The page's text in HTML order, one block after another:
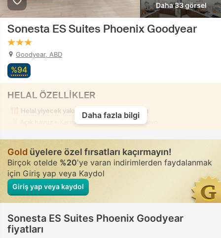
Daha 33 görsel
Sonesta ES Suites Phoenix Goodyear
Goodyear, ABD
%94
HELAL ÖZELLİKLER
Helal yiyecek yakınlarda
Alkolsüz oda
• Karışık kullanım • Tesettür mayo
Daha fazla bilgi
Goldüyelere özel fırsatları kaçırmayın!
Birçok otelde%20'ye varan indirimlerden faydalanmak
için Giriş yap veya Kaydol
Giriş yap veya kaydol
Sonesta ES Suites Phoenix Goodyear
fiyatları